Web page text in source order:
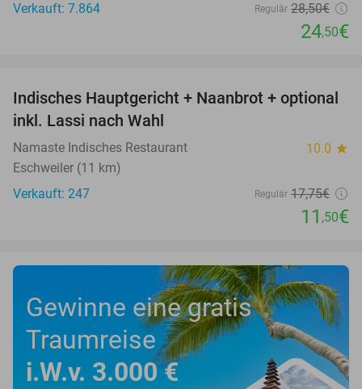
Verkauft: 7.864
Regulär 28,50€
24,50€
35%
Indisches Hauptgericht + Naanbrot + optional
inkl. Lassi nach Wahl
Namaste Indisches Restaurant 10.0 star
Eschweiler (11 km)
Verkauft: 247
Regulär 17,75€
11 ,50€
Gewinne eine gratis
Traumreise
i.W.v. 3.000 €